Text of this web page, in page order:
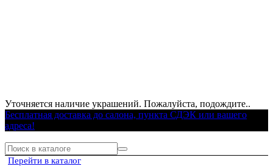
Уточняется наличие украшений. Пожалуйста, подождите..
Бесплатная доставка до салона, пункта СДЭК или вашего
адреса!
Перейти в каталог